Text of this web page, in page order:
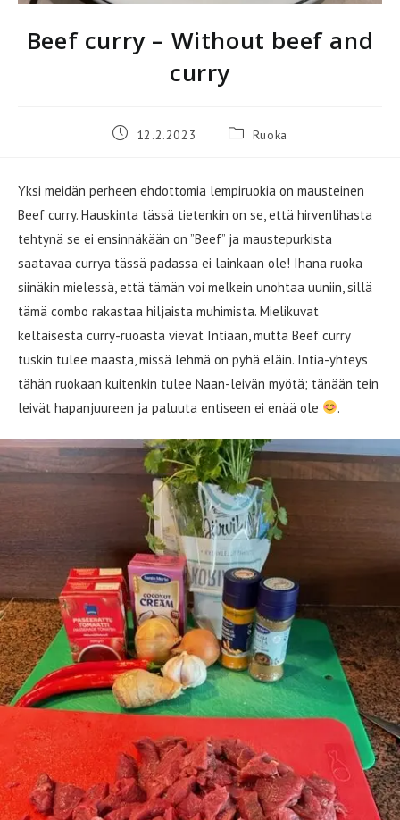
Beef curry – Without beef and
curry
Artikkeli12.2.2023
Artikkelin
Ruoka
Yksi meidän perheen ehdottomia lempiruokia on mausteinen
Beef curry. Hauskinta tässä tietenkin on se, että hirvenlihasta
tehtynä se ei ensinnäkään on ”Beef” ja maustepurkista
saatavaa currya tässä padassa ei lainkaan ole! Ihana ruoka
siinäkin mielessä, että tämän voi melkein unohtaa uuniin, sillä
tämä combo rakastaa hiljaista muhimista. Mielikuvat
keltaisesta curry-ruoasta vievät Intiaan, mutta Beef curry
tuskin tulee maasta, missä lehmä on pyhä eläin. Intia-yhteys
tähän ruokaan kuitenkin tulee Naan-leivän myötä; tänään tein
leivät hapanjuureen ja paluuta entiseen ei enää ole
.